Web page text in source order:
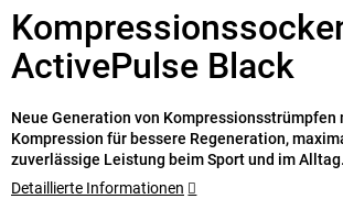
ActivePulse Black
Neue Generation von
Kompression für bessere Regeneration,
zuverlässige Leistung beim Sport und im Alltag.
Detaillierte Informationen